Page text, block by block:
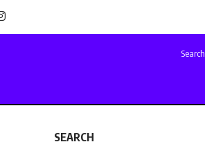
Search
SEARCH